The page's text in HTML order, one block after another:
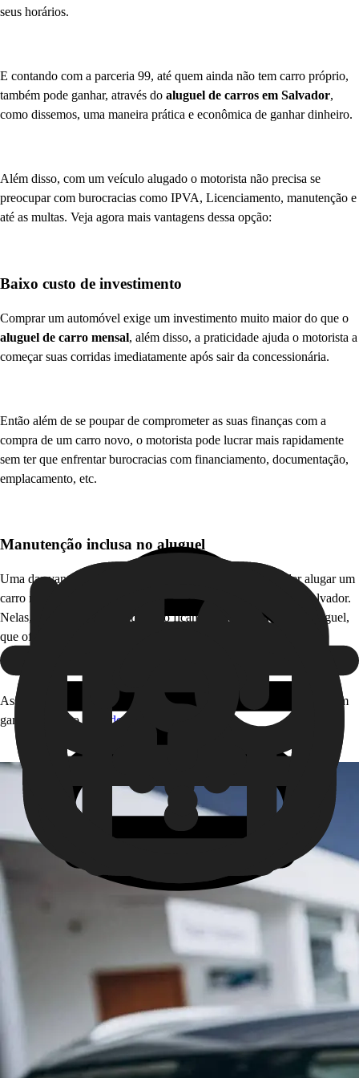
seus horários.
E contando com a parceria 99, até quem ainda não tem carro próprio,
também pode ganhar, através do aluguel de carros em Salvador,
como dissemos, uma maneira prática e econômica de ganhar dinheiro.
Além disso, com um veículo alugado o motorista não precisa se
preocupar com burocracias como IPVA, Licenciamento, manutenção e
até as multas. Veja agora mais vantagens dessa opção:
Baixo custo de investimento
Comprar um automóvel exige um investimento muito maior do que o
aluguel de carro mensal, além disso, a praticidade ajuda o motorista a
começar suas corridas imediatamente após sair da concessionária.
Então além de se poupar de comprometer as suas finanças com a
compra de um carro novo, o motorista pode lucrar mais rapidamente
sem ter que enfrentar burocracias com financiamento, documentação,
emplacamento, etc.
Manutenção inclusa no aluguel
Uma das vantagens de ser um motorista parceiro 99 é poder alugar um
carro nas melhores locadoras do país, que também estão em Salvador.
Nelas, os gastos com manutenção ficam inclusos no valor do aluguel,
que oferece condições e preços especiais.
Assim, os motoristas conseguem reduzir os gastos e se concentrar em
ganhar dinheiro fazendo corridas pelo 99 App .